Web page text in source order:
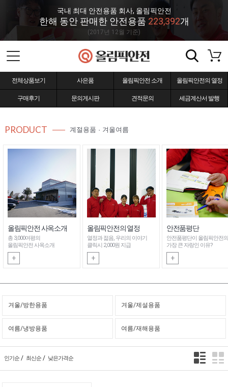
국내 최대 안전용품 회사, 올림픽안전
한해 동안 판매한 안전용품 223,392개
(2017년 12월 기준)
전체상품보기 사은품 올림픽안전 소개 올림픽안전의 열정
구매후기 문의게시판 견적문의 세금계산서 발행
PRODUCT 계절용품 · 겨울여름
올림픽안전 사옥소개
총 3,000여평의
올림픽안전 사옥소개
+
올림픽안전의 열정
열정과 젊음, 우리의 이야기
클릭시 2,000원 지급
+
안전품평단
안전품평단이 올림픽안전의
가장 큰 자랑인 이유?
+
겨울/방한용품 겨울/제설용품
여름/냉방용품 여름/재해용품
인기순 / 최신순 / 낮은가격순